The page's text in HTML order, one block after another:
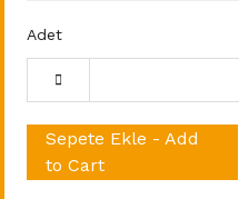
Adet
Sepete Ekle - Add
to Cart